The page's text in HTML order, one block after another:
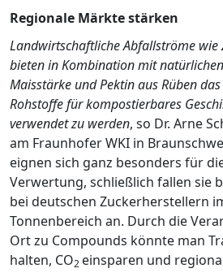
Regionale Märkte stärken
Landwirtschaftliche Abfallströme wie
bieten in Kombination mit
Maisstärke und Pektin aus Rüben
Rohstoffe für kompostierbares
verwendet zu werden, so Dr. Arne
am Fraunhofer WKI in
eignen sich ganz besonders für
Verwertung, schließlich fallen sie
bei deutschen Zuckerherstellern
Tonnenbereich an. Durch die
Ort zu Compounds könnte man
halten, CO2 einsparen und